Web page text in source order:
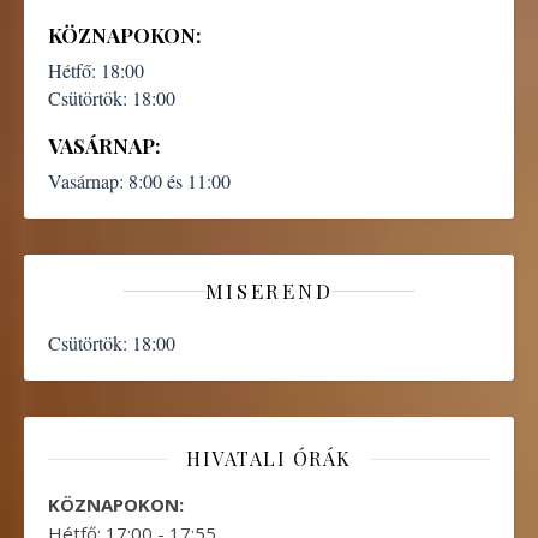
KÖZNAPOKON:
Hétfő: 18:00
Csütörtök: 18:00
VASÁRNAP:
Vasárnap: 8:00 és 11:00
MISEREND
Csütörtök: 18:00
HIVATALI ÓRÁK
KÖZNAPOKON:
Hétfő: 17:00 - 17:55